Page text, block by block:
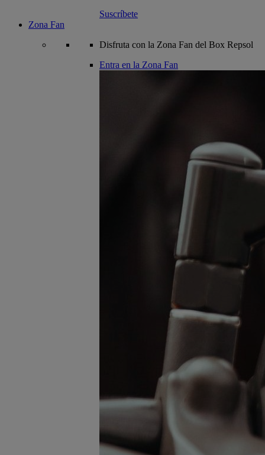
Suscríbete
Zona Fan
Disfruta con la Zona Fan del Box Repsol
Entra en la Zona Fan